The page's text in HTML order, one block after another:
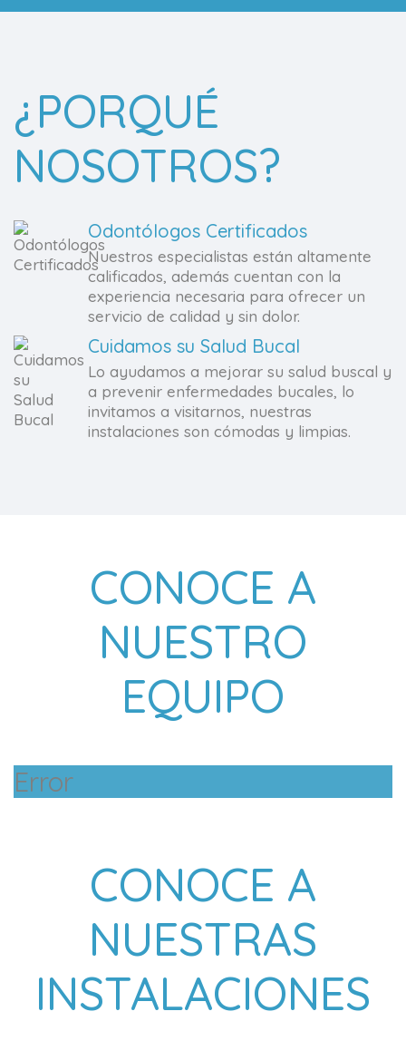
¿PORQUÉ
NOSOTROS?
Odontólogos Certificados
Nuestros especialistas están altamente
calificados, además cuentan con la
experiencia necesaria para ofrecer un
servicio de calidad y sin dolor.
Cuidamos su Salud Bucal
Lo ayudamos a mejorar su salud buscal y
a prevenir enfermedades bucales, lo
invitamos a visitarnos, nuestras
instalaciones son cómodas y limpias.
CONOCE A
NUESTRO
EQUIPO
Error
CONOCE A
NUESTRAS
INSTALACIONES